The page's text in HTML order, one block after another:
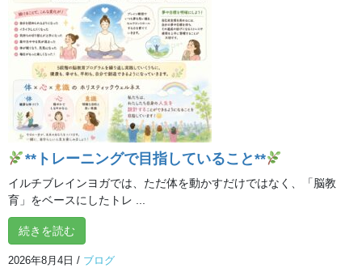
オンライントレーニングログイン方法（Zoom）
https://ilchibrainyoga.com/online_zoom
操作方法がわからない方は、お電話でお気軽にご連絡ください。
イルチブレインヨガ所沢スタジオ
04-2936-9730
この記事が気に入ったらいい
**トレーニングで目指していること**
イルチブレインヨガでは、ただ体を動かすだけではなく、「脳教
育」をベースにしたトレ ...
続きを読む
2026年8月4日 / ブログ